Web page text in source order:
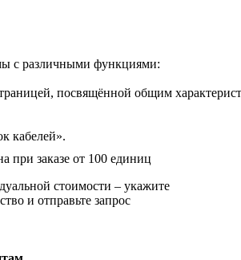
с различными функциями:
посвящённой общим
кабелей».
при заказе от 100 единиц
стоимости – укажите
и отправьте запрос